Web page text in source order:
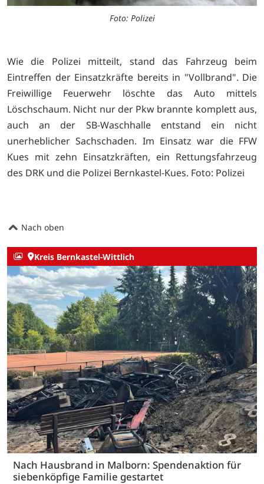
Foto: Polizei
Wie die Polizei mitteilt, stand das Fahrzeug beim
Eintreffen der Einsatzkräfte bereits in "Vollbrand". Die
Freiwillige Feuerwehr löschte das Auto mittels
Löschschaum. Nicht nur der Pkw brannte komplett aus,
auch an der SB-Waschhalle entstand ein nicht
unerheblicher Sachschaden. Im Einsatz war die FFW
Kues mit zehn Einsatzkräften, ein Rettungsfahrzeug
des DRK und die Polizei Bernkastel-Kues. Foto: Polizei
Nach oben
Kreis Bernkastel-Wittlich
Nach Hausbrand in Malborn: Spendenaktion für
siebenköpfige Familie gestartet